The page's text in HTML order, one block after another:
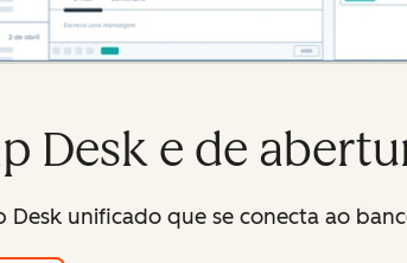
Desk e de
unificado que se conecta ao